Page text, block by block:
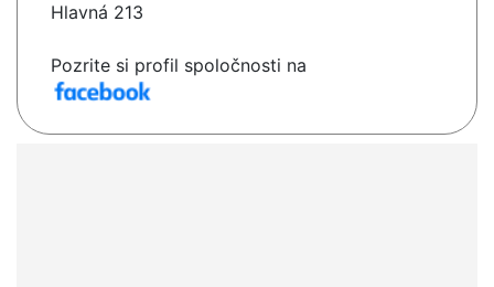
Hlavná 213
Pozrite si profil spoločnosti na